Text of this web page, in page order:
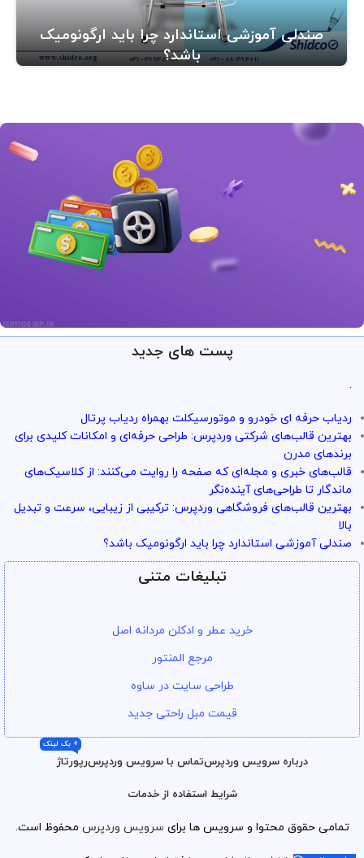
صندلی آموزشی استاندارد چرا باید ارگونومیک
باشد؟
با خیال راحت میتونی از خدمات و سرویس ها استفاده کنی
پست های جدید
.
ردیاب حرفه ای خودرو و موتورسیکلت بهمراه ردیاب پرتال
بهترین قالب‌های شرکتی وردپرس: طراحی حرفه‌ای و امکانات کلیدی برای
برندهای مدرن
قالب‌های خبری و مجله‌ای که صفحه را روایت می‌کنند: از کلاسیک‌های
ماندگار تا طراحی‌های آینده‌نگر
بهترین قالب‌های فروشگاهی وردپرس: ترکیبی از زیبایی، سرعت و تبدیل
بالا
صندلی آموزشی استاندارد چرا باید ارگونومیک باشد؟
تبلیغات متنی
خرید عطر و ادکلن مردانه اصل
مرجع المنتور
طراحی سایت در ساوه
قیمت مبل راحتی جدید
درباره سرویس وردپرستماس با سرویس وردپرسرپورتاژ
+ بک لینک
شرایط استفاده از خدمات
تمامی حقوق محتوا و سرویس ها برای سرویس وردپرس محفوظ است.